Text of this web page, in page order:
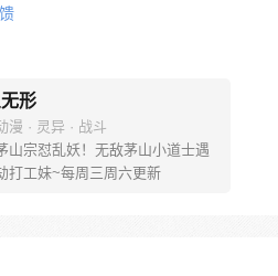
形
漫 · 灵异 · 战斗
山宗怼乱妖！无敌茅山小道士遇
打工妹~每周三周六更新